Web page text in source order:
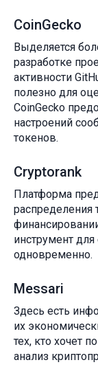
CoinGecko
Выделяется
разработке
активности
полезно для
CoinGecko
настроений
токенов.
Cryptorank
Платформа
инструмент
одновременно.
Messari
Здесь есть
их
тех, кто хочет
анализ